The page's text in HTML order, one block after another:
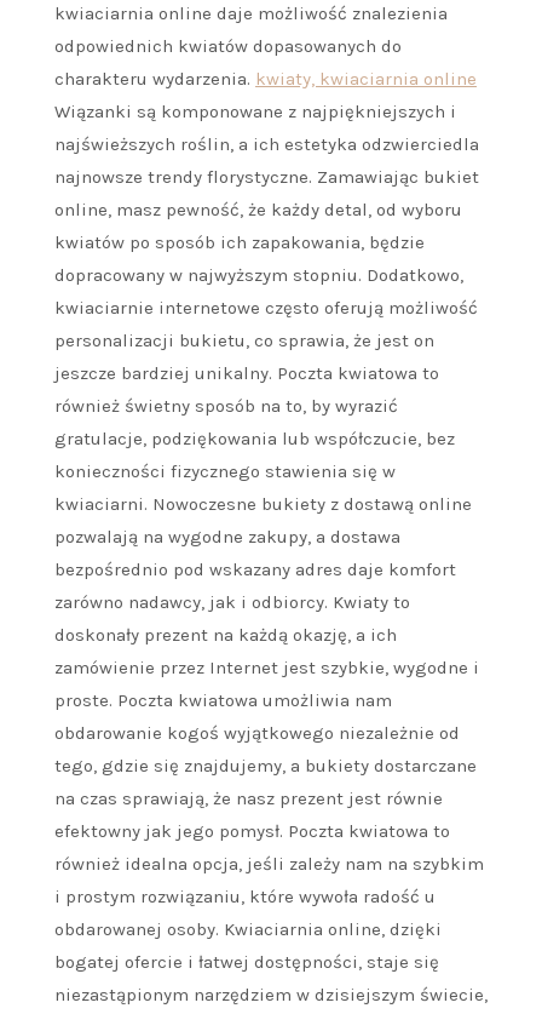
kwiaciarnia online daje możliwość znalezienia
odpowiednich kwiatów dopasowanych do
charakteru wydarzenia. kwiaty, kwiaciarnia online
Wiązanki są komponowane z najpiękniejszych i
najświeższych roślin, a ich estetyka odzwierciedla
najnowsze trendy florystyczne. Zamawiając bukiet
online, masz pewność, że każdy detal, od wyboru
kwiatów po sposób ich zapakowania, będzie
dopracowany w najwyższym stopniu. Dodatkowo,
kwiaciarnie internetowe często oferują możliwość
personalizacji bukietu, co sprawia, że jest on
jeszcze bardziej unikalny. Poczta kwiatowa to
również świetny sposób na to, by wyrazić
gratulacje, podziękowania lub współczucie, bez
konieczności fizycznego stawienia się w
kwiaciarni. Nowoczesne bukiety z dostawą online
pozwalają na wygodne zakupy, a dostawa
bezpośrednio pod wskazany adres daje komfort
zarówno nadawcy, jak i odbiorcy. Kwiaty to
doskonały prezent na każdą okazję, a ich
zamówienie przez Internet jest szybkie, wygodne i
proste. Poczta kwiatowa umożliwia nam
obdarowanie kogoś wyjątkowego niezależnie od
tego, gdzie się znajdujemy, a bukiety dostarczane
na czas sprawiają, że nasz prezent jest równie
efektowny jak jego pomysł. Poczta kwiatowa to
również idealna opcja, jeśli zależy nam na szybkim
i prostym rozwiązaniu, które wywoła radość u
obdarowanej osoby. Kwiaciarnia online, dzięki
bogatej ofercie i łatwej dostępności, staje się
niezastąpionym narzędziem w dzisiejszym świecie,